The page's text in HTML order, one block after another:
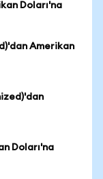
Doları'na
Amerikan
Doları'na